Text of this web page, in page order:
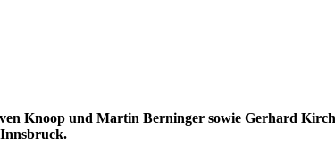
Knoop und Martin Berninger sowie Gerhard